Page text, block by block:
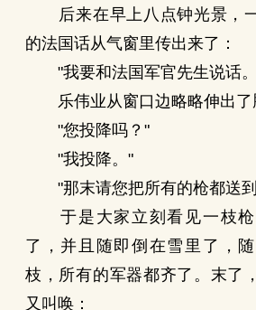
后来在早上八点钟光景，
的法国话从气窗里传出来了：
"我要和法国军官先生说话
乐伟业从窗口边略略伸出了
"您投降吗？"
"我投降。"
"那末请您把所有的枪都送
于是大家立刻看见一枝枪
了，并且随即倒在雪里了，
枝，所有的军器都齐了。末了
又叫唤：